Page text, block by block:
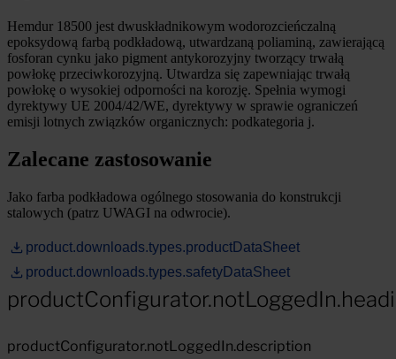
Hemdur 18500 jest dwuskładnikowym wodorozcieńczalną
epoksydową farbą podkładową, utwardzaną poliaminą, zawierającą
fosforan cynku jako pigment antykorozyjny tworzący trwałą
powłokę przeciwkorozyjną. Utwardza się zapewniając trwałą
powłokę o wysokiej odporności na korozję. Spełnia wymogi
dyrektywy UE 2004/42/WE, dyrektywy w sprawie ograniczeń
emisji lotnych związków organicznych: podkategoria j.
Zalecane zastosowanie
Jako farba podkładowa ogólnego stosowania do konstrukcji
stalowych (patrz UWAGI na odwrocie).
product.downloads.types.productDataSheet
product.downloads.types.safetyDataSheet
productConfigurator.notLoggedIn.description